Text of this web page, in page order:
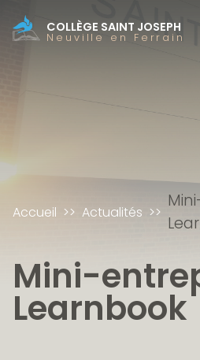
COLLÈGE SAINT JOSEPH
Neuville en Ferrain
Accueil Actualités
Mini-
Learnbook